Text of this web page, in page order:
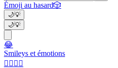
Émoji au hasard🎲
🌙💡
🌙💡
😂
Smileys et émotions
👩‍❤️‍💋‍👨